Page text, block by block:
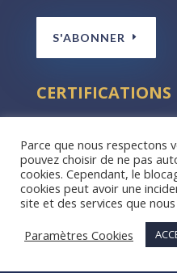
S'ABONNER
CERTIFICATIONS
Parce que nous respectons
pouvez choisir de ne pas
cookies. Cependant, le
cookies peut avoir une
site et des services que
Paramètres Cookies